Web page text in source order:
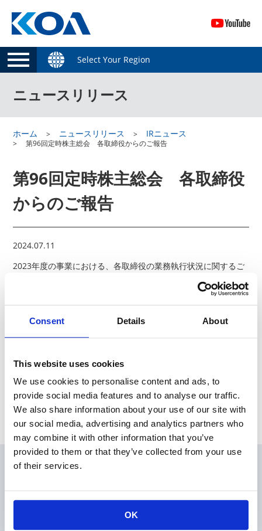
Consent Details About
This website uses cookies
We use cookies to personalise content and ads, to
provide social media features and to analyse our traffic.
We also share information about your use of our site with
our social media, advertising and analytics partners who
may combine it with other information that you’ve
provided to them or that they’ve collected from your use
of their services.
OK
Select Your Region
ニュースリリース
ホーム ニュースリリース IRニュース
第96回定時株主総会 各取締役からのご報告
第96回定時株主総会 各取締役
からのご報告
2024.07.11
2023年度の事業における、各取締役の業務執行状況に関するご
News Release
Archive
会員
製品情報
KOAの技術
アプリケーションガイド